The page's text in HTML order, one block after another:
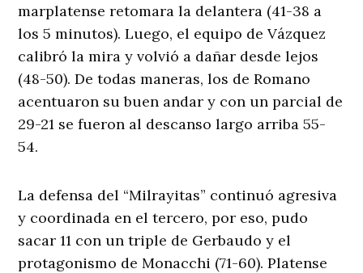
marplatense retomara la delantera (41-38 a
los 5 minutos). Luego, el equipo de Vázquez
calibró la mira y volvió a dañar desde lejos
(48-50). De todas maneras, los de Romano
acentuaron su buen andar y con un parcial de
29-21 se fueron al descanso largo arriba 55-
54.
La defensa del “Milrayitas” continuó agresiva
y coordinada en el tercero, por eso, pudo
sacar 11 con un triple de Gerbaudo y el
protagonismo de Monacchi (71-60). Platense